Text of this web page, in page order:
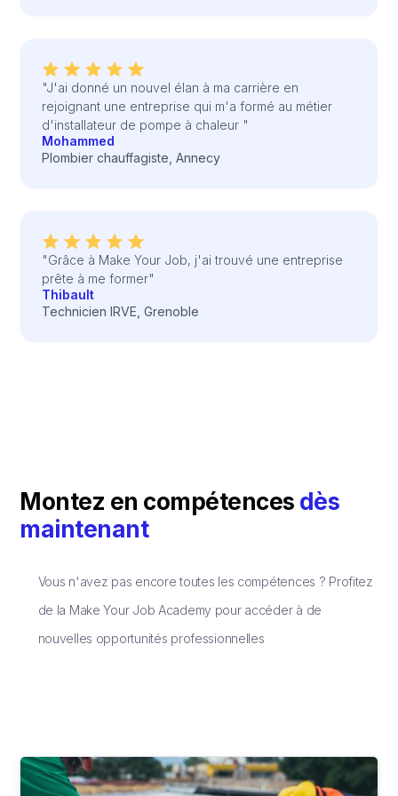
"J'ai donné un nouvel élan à ma carrière en
rejoignant une entreprise qui m'a formé au métier
d'installateur de pompe à chaleur "
Mohammed
Plombier chauffagiste, Annecy
"Grâce à Make Your Job, j'ai trouvé une entreprise
prête à me former"
Thibault
Technicien IRVE, Grenoble
Montez en compétences dès
maintenant
Vous n'avez pas encore toutes les compétences ? Profitez
de la Make Your Job Academy pour accéder à de
nouvelles opportunités professionnelles